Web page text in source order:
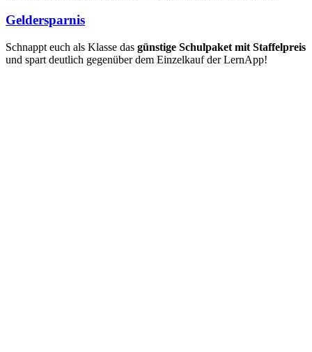
Geldersparnis
Schnappt euch als Klasse das günstige Schulpaket mit Staffelpreis
und spart deutlich gegenüber dem Einzelkauf der LernApp!